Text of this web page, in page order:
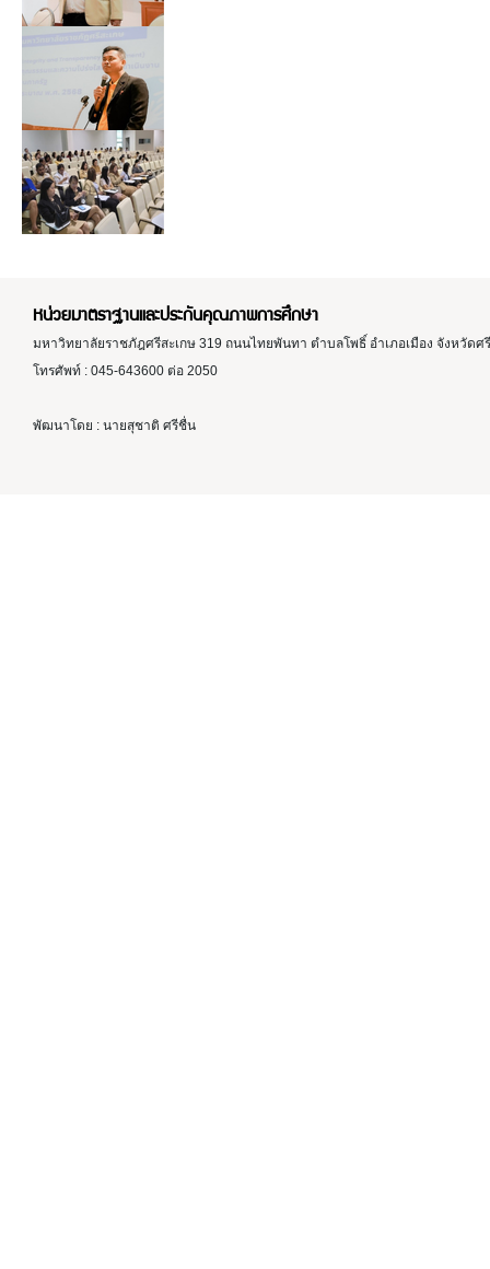
หน่วยมาตราฐานและประกันคุณภาพการศึกษา
มหาวิทยาลัยราชภัฎศรีสะเกษ 319 ถนนไทยพันทา ตำบลโพธิ์ อำเภอเมือง จังหวัดศ
โทรศัพท์ : 045-643600 ต่อ 2050
พัฒนาโดย : นายสุชาติ ศรีชื่น